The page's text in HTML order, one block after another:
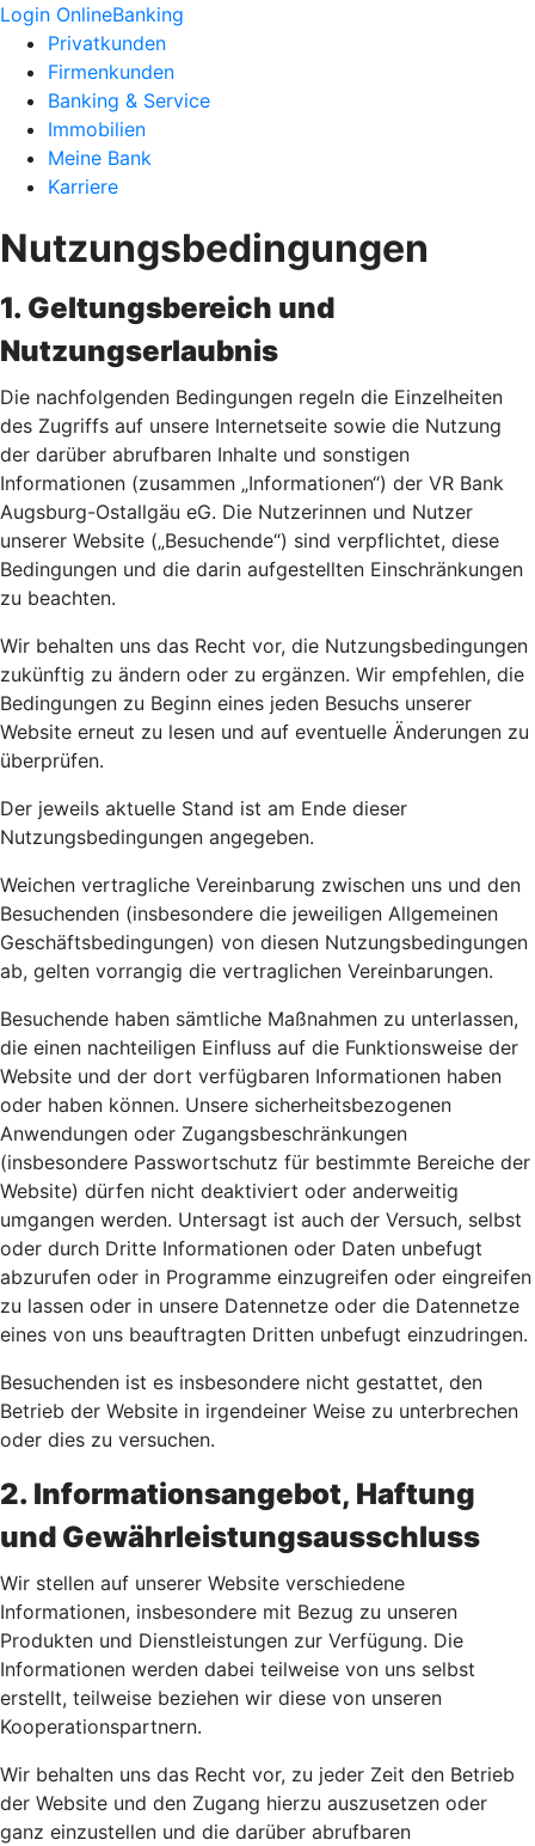
Login OnlineBanking
Privatkunden
Firmenkunden
Banking & Service
Immobilien
Meine Bank
Karriere
Nutzungsbedingungen
1. Geltungsbereich und
Nutzungserlaubnis
Die nachfolgenden Bedingungen regeln die Einzelheiten
des Zugriffs auf unsere Internetseite sowie die Nutzung
der darüber abrufbaren Inhalte und sonstigen
Informationen (zusammen „Informationen“) der VR Bank
Augsburg-Ostallgäu eG. Die Nutzerinnen und Nutzer
unserer Website („Besuchende“) sind verpflichtet, diese
Bedingungen und die darin aufgestellten Einschränkungen
zu beachten.
Wir behalten uns das Recht vor, die Nutzungsbedingungen
zukünftig zu ändern oder zu ergänzen. Wir empfehlen, die
Bedingungen zu Beginn eines jeden Besuchs unserer
Website erneut zu lesen und auf eventuelle Änderungen zu
überprüfen.
Der jeweils aktuelle Stand ist am Ende dieser
Nutzungsbedingungen angegeben.
Weichen vertragliche Vereinbarung zwischen uns und den
Besuchenden (insbesondere die jeweiligen Allgemeinen
Geschäftsbedingungen) von diesen Nutzungsbedingungen
ab, gelten vorrangig die vertraglichen Vereinbarungen.
Besuchende haben sämtliche Maßnahmen zu unterlassen,
die einen nachteiligen Einfluss auf die Funktionsweise der
Website und der dort verfügbaren Informationen haben
oder haben können. Unsere sicherheitsbezogenen
Anwendungen oder Zugangsbeschränkungen
(insbesondere Passwortschutz für bestimmte Bereiche der
Website) dürfen nicht deaktiviert oder anderweitig
umgangen werden. Untersagt ist auch der Versuch, selbst
oder durch Dritte Informationen oder Daten unbefugt
abzurufen oder in Programme einzugreifen oder eingreifen
zu lassen oder in unsere Datennetze oder die Datennetze
eines von uns beauftragten Dritten unbefugt einzudringen.
Besuchenden ist es insbesondere nicht gestattet, den
Betrieb der Website in irgendeiner Weise zu unterbrechen
oder dies zu versuchen.
2. Informationsangebot, Haftung
und Gewährleistungsausschluss
Wir stellen auf unserer Website verschiedene
Informationen, insbesondere mit Bezug zu unseren
Produkten und Dienstleistungen zur Verfügung. Die
Informationen werden dabei teilweise von uns selbst
erstellt, teilweise beziehen wir diese von unseren
Kooperationspartnern.
Wir behalten uns das Recht vor, zu jeder Zeit den Betrieb
der Website und den Zugang hierzu auszusetzen oder
ganz einzustellen und die darüber abrufbaren